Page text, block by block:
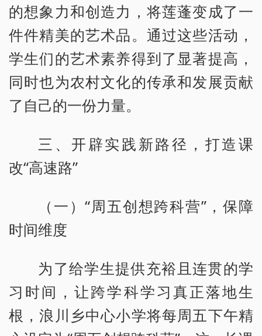
的想象力和创造力，将莲蓬变成了一
件件精美的艺术品。通过这些活动，
学生们的艺术素养得到了显著提高，
同时也为农村文化的传承和发展贡献
了自己的一份力量。
三、开辟实践新路径，打造课
改“高速路”
（一）“周五创想跨科营”，保障
时间维度
为了给学生提供充裕且连贯的学
习时间，让跨学科学习真正落地生
根，浪川乡中心小学将每周五下午精